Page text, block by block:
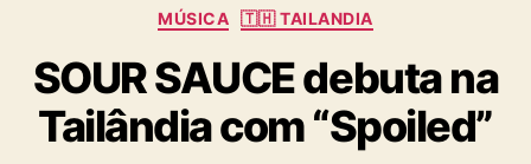
C
t
e
g
o
MÚSICA 🇹🇭 TAILANDIA
SOUR SAUCE debuta na
Tailândia com “Spoiled”